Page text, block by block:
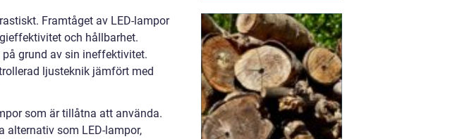
Framtåget av LED-lampor
och hållbarhet.
grund av sin ineffektivitet.
ljusteknik jämfört med
som är tillåtna att använda.
alternativ som LED-lampor,
länge tar det, vad säger
detaljplanen och hur
påverkas tidsplanen? På
Gotland tillkommer
dessutom särskilda
hänsyn, som kultur...